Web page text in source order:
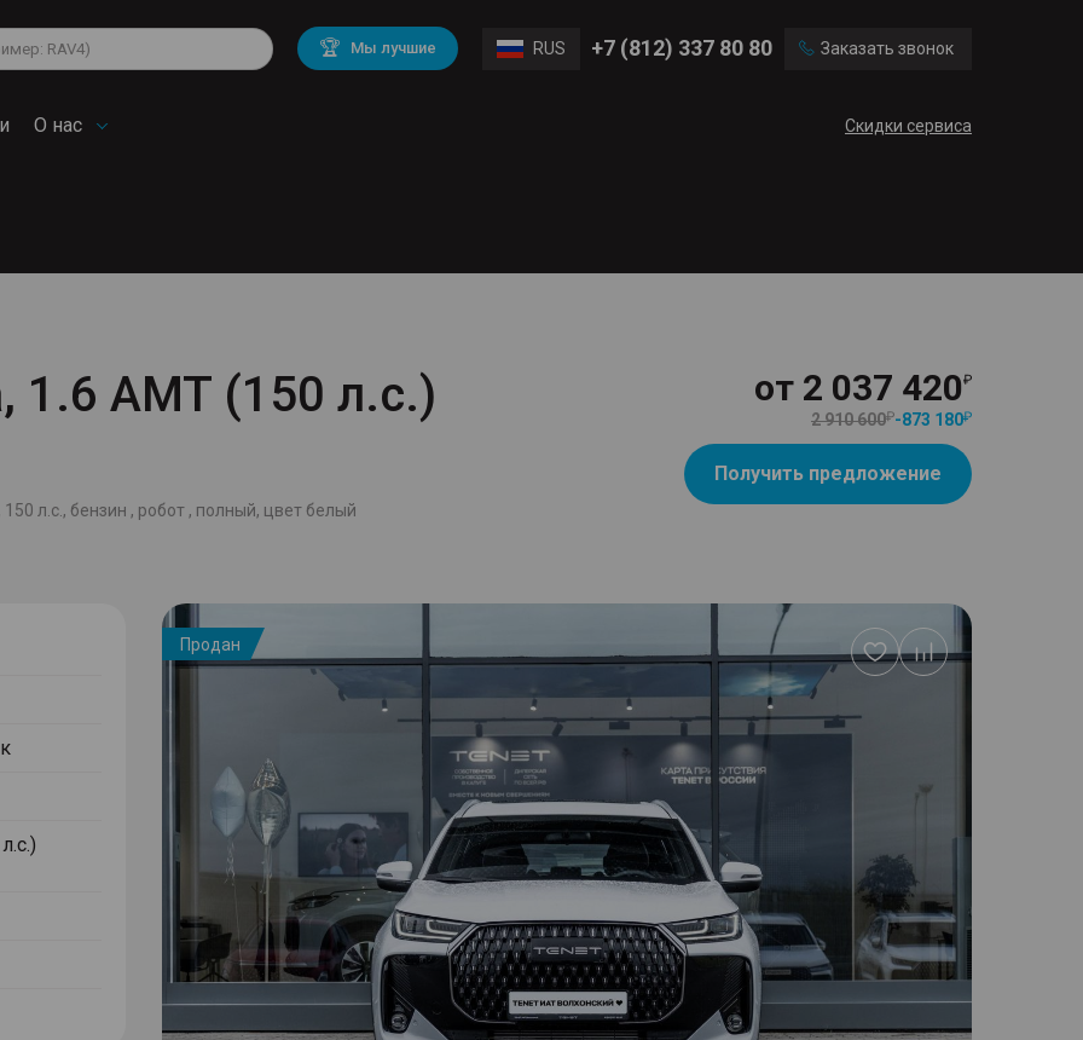
🏆 Мы лучшие RUS +7 (812) 337 80 80 Заказать звонок
О нас Скидки сервиса
Mitsubishi BMW
Chevrolet Mercedes Benz
1.6 AMT (150 л.с.)
л.с., бензин , робот , полный, цвет белый
от 2 037 420
2 910 600 -873 180
Получить предложение
Продан
Добавить
в